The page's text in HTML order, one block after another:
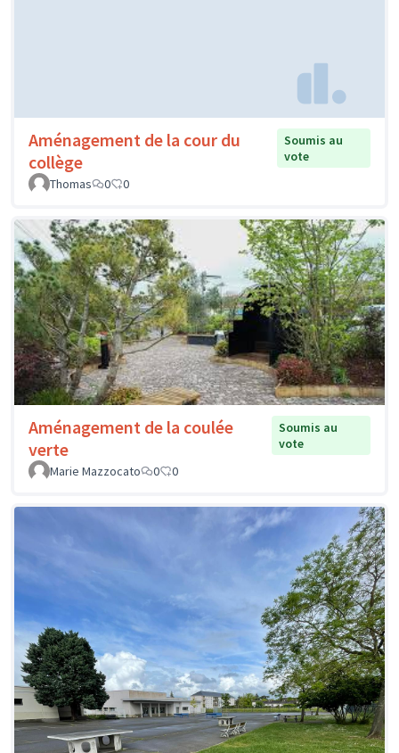
Aménagement de la cour du
collège
Soumis au
vote
Thomas
0 0
Aménagement de la coulée
verte
Soumis au
vote
Marie Mazzocato
0 0